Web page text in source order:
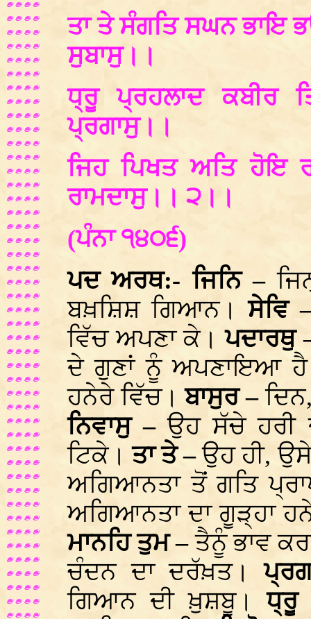
ਤਾ ਤੇ ਸੰਗਤਿ ਸਘਨ ਭਾਇ
ਸੁਬਾਸੁ।।
ਧ੍ਰੂ ਪ੍ਰਹਲਾਦ ਕਬੀਰ
ਪ੍ਰਗਾਸੁ।।
ਜਿਹ ਪਿਖਤ ਅਤਿ ਹੋਇ
ਰਾਮਦਾਸੁ।। ੨।।
(ਪੰਨਾ ੧੪੦੬)
ਪਦ ਅਰਥ:- ਜਿਨਿ –
ਬਖ਼ਸ਼ਿਸ਼ ਗਿਆਨ।ਸੇਵਿ
ਵਿੱਚ ਅਪਣਾ ਕੇ।ਪਦਾਰਥੁ
ਦੇ ਗੁਣਾਂ ਨੂੰ ਅਪਣਾਇਆ
ਹਨੇਰੇ ਵਿੱਚ।ਬਾਸੁਰ –
ਨਿਵਾਸੁ –ਉਹ ਸੱਚੇ ਹਰੀ
ਟਿਕੇ।ਤਾ ਤੇ –ਉਹ ਹੀ,
ਅਗਿਆਨਤਾ ਤੋਂ ਗਤਿ
ਅਗਿਆਨਤਾ ਦਾ ਗੂੜ੍ਹਾ
ਮਾਨਹਿ ਤੁਮ –ਤੈਨੂੰ ਭਾਵ
ਚੰਦਨ ਦਾ ਦਰੱਖ਼ਤ।
ਗਿਆਨ ਦੀ ਖ਼ੁਸ਼ਬੂ।